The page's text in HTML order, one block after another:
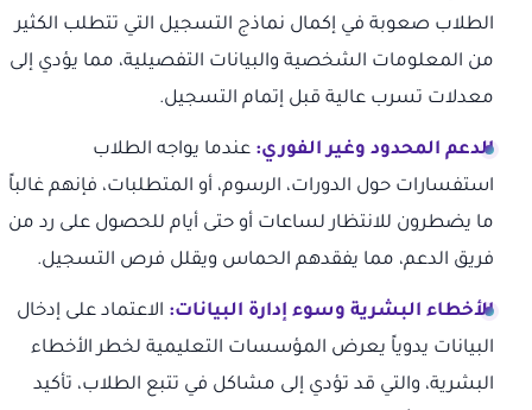
الطلاب صعوبة في إكمال نماذج التسجيل التي تتطلب الكثير
من المعلومات الشخصية والبيانات التفصيلية، مما يؤدي إلى
معدلات تسرب عالية قبل إتمام التسجيل.
الدعم المحدود وغير الفوري: عندما يواجه الطلاب
استفسارات حول الدورات، الرسوم، أو المتطلبات، فإنهم غالباً
ما يضطرون للانتظار لساعات أو حتى أيام للحصول على رد من
فريق الدعم، مما يفقدهم الحماس ويقلل فرص التسجيل.
الأخطاء البشرية وسوء إدارة البيانات: الاعتماد على إدخال
البيانات يدوياً يعرض المؤسسات التعليمية لخطر الأخطاء
البشرية، والتي قد تؤدي إلى مشاكل في تتبع الطلاب، تأكيد